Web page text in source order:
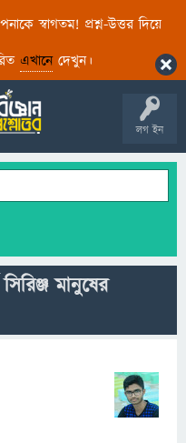
স্বাগতম! প্রশ্ন-উত্তর দিয়ে
এখানেদেখুন।
লগ ইন
মানুষের